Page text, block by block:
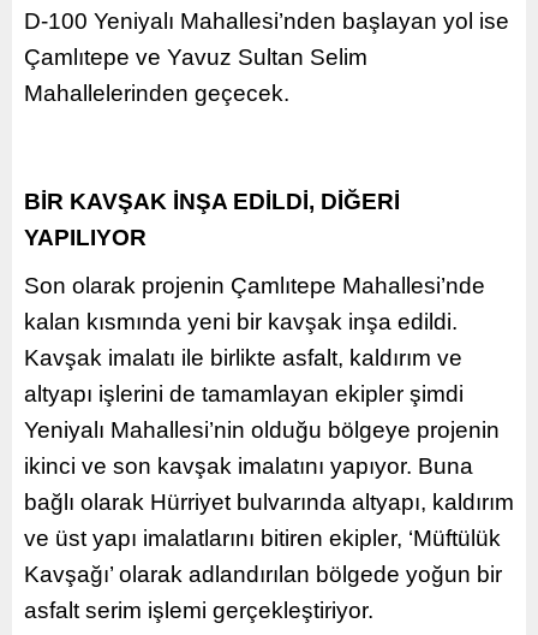
D-100 Yeniyalı Mahallesi’nden başlayan yol ise
Çamlıtepe ve Yavuz Sultan Selim
Mahallelerinden geçecek.
BİR KAVŞAK İNŞA EDİLDİ, DİĞERİ
YAPILIYOR
Son olarak projenin Çamlıtepe Mahallesi’nde
kalan kısmında yeni bir kavşak inşa edildi.
Kavşak imalatı ile birlikte asfalt, kaldırım ve
altyapı işlerini de tamamlayan ekipler şimdi
Yeniyalı Mahallesi’nin olduğu bölgeye projenin
ikinci ve son kavşak imalatını yapıyor. Buna
bağlı olarak Hürriyet bulvarında altyapı, kaldırım
ve üst yapı imalatlarını bitiren ekipler, ‘Müftülük
Kavşağı’ olarak adlandırılan bölgede yoğun bir
asfalt serim işlemi gerçekleştiriyor.